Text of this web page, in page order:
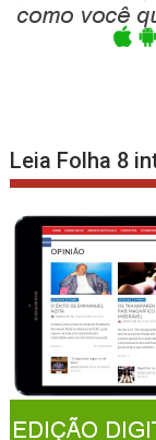
Leia Folha 8